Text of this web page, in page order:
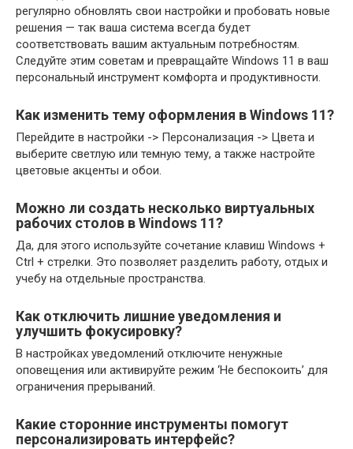
регулярно обновлять свои настройки и пробовать новые
решения — так ваша система всегда будет
соответствовать вашим актуальным потребностям.
Следуйте этим советам и превращайте Windows 11 в ваш
персональный инструмент комфорта и продуктивности.
Как изменить тему оформления в Windows 11?
Перейдите в настройки -> Персонализация -> Цвета и
выберите светлую или темную тему, а также настройте
цветовые акценты и обои.
Можно ли создать несколько виртуальных
рабочих столов в Windows 11?
Да, для этого используйте сочетание клавиш Windows +
Ctrl + стрелки. Это позволяет разделить работу, отдых и
учебу на отдельные пространства.
Как отключить лишние уведомления и
улучшить фокусировку?
В настройках уведомлений отключите ненужные
оповещения или активируйте режим ‘Не беспокоить’ для
ограничения прерываний.
Какие сторонние инструменты помогут
персонализировать интерфейс?